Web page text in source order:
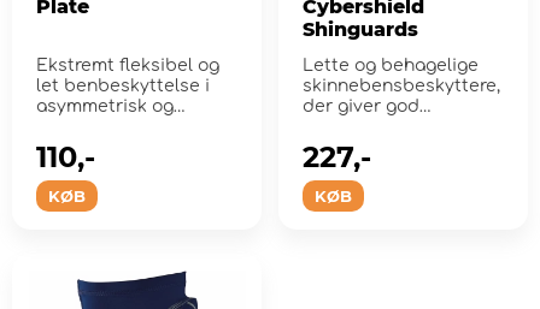
Plate
Ekstremt fleksibel og
let benbeskyttelse i
asymmetrisk og
KØB
110,-
Cybershield
Shinguards
Lette og behagelige
skinnebensbeskyttere,
der giver god
træning o...
KØB
227,-